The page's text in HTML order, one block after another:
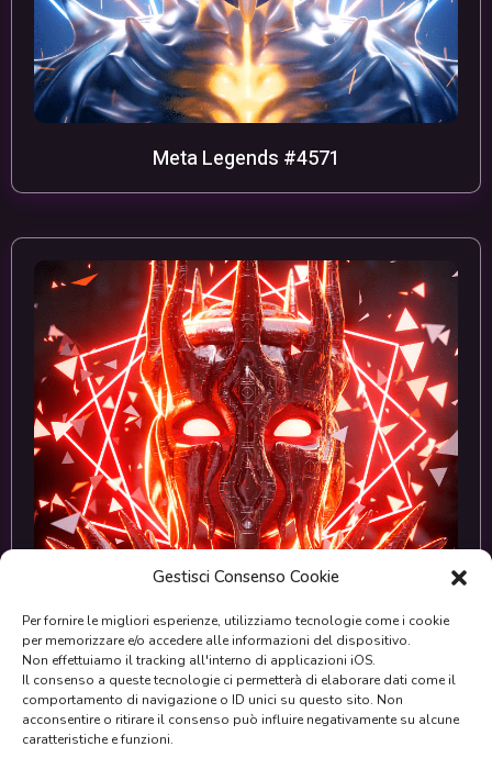
Gestisci Consenso Cookie
Per fornire le migliori esperienze, utilizziamo tecnologie come i cookie
per memorizzare e/o accedere alle informazioni del dispositivo.
Non effettuiamo il tracking all'interno di applicazioni iOS.
Il consenso a queste tecnologie ci permetterà di elaborare dati come il
comportamento di navigazione o ID unici su questo sito. Non
acconsentire o ritirare il consenso può influire negativamente su alcune
caratteristiche e funzioni.
Meta Legends #4571
Meta Legends #4574